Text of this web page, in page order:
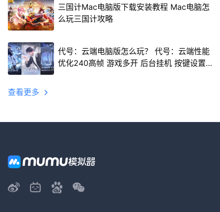
三国计Mac电脑版下载安装教程 Mac电脑怎
么玩三国计攻略
代号：云端电脑版怎么玩？ 代号：云端性能
优化240高帧 游戏多开 后台挂机 按键设置
查看更多